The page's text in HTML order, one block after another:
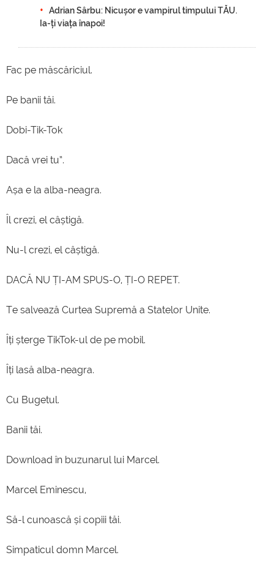
Adrian Sârbu: Nicușor e vampirul timpului TĂU.
Ia-ți viața înapoi!
Fac pe măscăriciul.
Pe banii tăi.
Dobi-Tik-Tok
Dacă vrei tu”.
Așa e la alba-neagra.
Îl crezi, el câștigă.
Nu-l crezi, el câștigă.
DACĂ NU ȚI-AM SPUS-O, ȚI-O REPET.
Te salvează Curtea Supremă a Statelor Unite.
Îți șterge TikTok-ul de pe mobil.
Îți lasă alba-neagra.
Cu Bugetul.
Banii tăi.
Download în buzunarul lui Marcel.
Marcel Eminescu,
Să-l cunoască și copiii tăi.
Simpaticul domn Marcel.